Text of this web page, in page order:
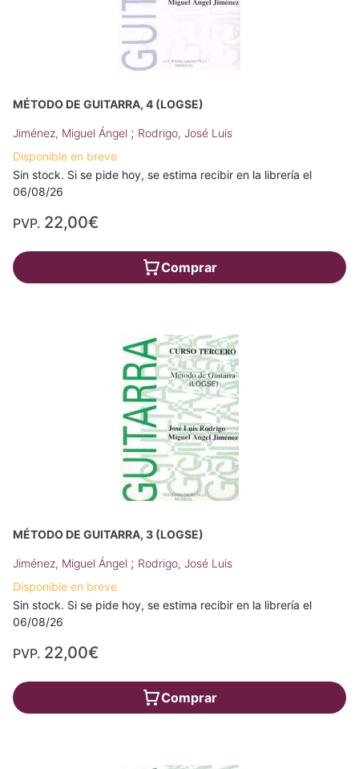
MÉTODO DE GUITARRA, 4 (LOGSE)
Jiménez, Miguel Ángel ; Rodrigo, José Luis
Disponible en breve
Sin stock. Si se pide hoy, se estima recibir en la librería el
06/08/26
PVP. 22,00€
Comprar
MÉTODO DE GUITARRA, 3 (LOGSE)
Jiménez, Miguel Ángel ; Rodrigo, José Luis
Disponible en breve
Sin stock. Si se pide hoy, se estima recibir en la librería el
06/08/26
PVP. 22,00€
Comprar